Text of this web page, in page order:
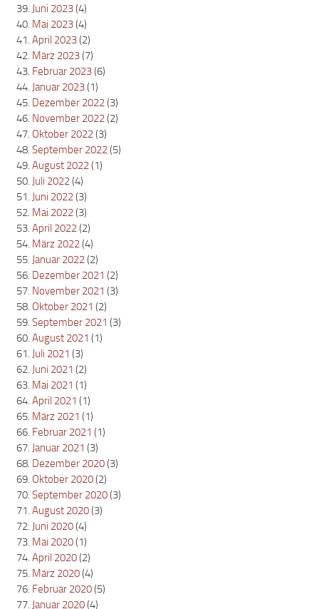
Juni 2023(4)
Mai 2023(4)
April 2023(2)
März 2023(7)
Februar 2023(6)
Januar 2023(1)
Dezember 2022(3)
November 2022(2)
Oktober 2022(3)
September 2022(5)
August 2022(1)
Juli 2022(4)
Juni 2022(3)
Mai 2022(3)
April 2022(2)
März 2022(4)
Januar 2022(2)
Dezember 2021 (2)
November 2021 (3)
Oktober 2021 (2)
September 2021 (3)
August 2021 (1)
Juli 2021 (3)
Juni 2021 (2)
Mai 2021 (1)
April 2021 (1)
März 2021 (1)
Februar 2021 (1)
Januar 2021 (3)
Dezember 2020(3)
Oktober 2020(2)
September 2020(3)
August 2020(3)
Juni 2020(4)
Mai 2020(1)
April 2020(2)
März 2020(4)
Februar 2020(5)
Januar 2020(4)